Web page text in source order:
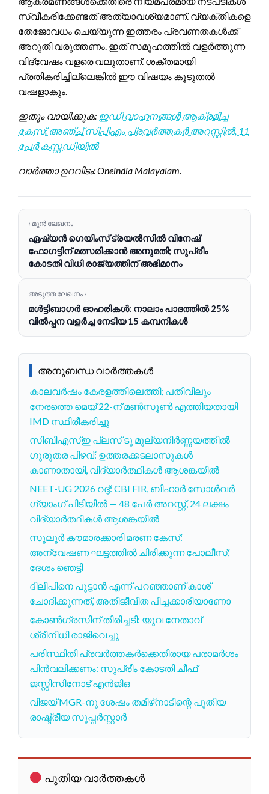
സ്വീകരിക്കേണ്ടത് അത്യാവശ്യമാണ്. വ്യക്തികളെ
തേജോവധം ചെയ്യുന്ന ഇത്തരം പ്രവണതകൾക്ക്
അറുതി വരുത്തണം. ഇത് സമൂഹത്തിൽ വളർത്തുന്ന
വിദ്വേഷം വളരെ വലുതാണ്. ശക്തമായി
പ്രതികരിച്ചില്ലെങ്കിൽ ഈ വിഷയം കൂടുതൽ
വഷളാകും.
ഇതും വായിക്കുക: ഇഡി വാഹനങ്ങൾ ആക്രമിച്ച
കേസ്: അഞ്ച് സിപിഎം പ്രവർത്തകർ അറസ്റ്റിൽ, 11
പേർ കസ്റ്റഡിയിൽ
വാർത്താ ഉറവിടം: Oneindia Malayalam.
‹ മുൻ ലേഖനം
ഏഷ്യൻ ഗെയിംസ് ട്രയൽസിൽ വിനേഷ്
ഫോഗട്ടിന് മത്സരിക്കാൻ അനുമതി; സുപ്രീം
കോടതി വിധി രാജ്യത്തിന് അഭിമാനം
അടുത്ത ലേഖനം ›
മൾട്ടിബാഗർ ഓഹരികൾ: നാലാം പാദത്തിൽ 25%
വിൽപ്പന വളർച്ച നേടിയ 15 കമ്പനികൾ
അനുബന്ധ വാർത്തകൾ
കാലവർഷം കേരളത്തിലെത്തി; പതിവിലും
നേരത്തെ മെയ് 22-ന് മൺസൂൺ എത്തിയതായി
IMD സ്ഥിരീകരിച്ചു
സിബിഎസ്ഇ പ്ലസ് ടു മൂല്യനിർണ്ണയത്തിൽ
ഗുരുതര പിഴവ്: ഉത്തരക്കടലാസുകൾ
കാണാതായി, വിദ്യാർത്ഥികൾ ആശങ്കയിൽ
NEET-UG 2026 റദ്ദ്: CBI FIR, ബിഹാർ സോൾവർ
ഗ്യാംഗ് പിടിയിൽ — 48 പേർ അറസ്റ്റ്, 24 ലക്ഷം
വിദ്യാർത്ഥികൾ ആശങ്കയിൽ
സൂലൂർ കൗമാരക്കാരി മരണ കേസ്:
അന്വേഷണ ഘട്ടത്തിൽ ചിരിക്കുന്ന പോലീസ്;
ദേശം ഞെട്ടി
ദിലീപിനെ പൂട്ടാൻ എന്ന് പറഞ്ഞാണ് കാശ്
ചോദിക്കുന്നത്, അതിജീവിത പിച്ചക്കാരിയാണോ
കോൺഗ്രസിന് തിരിച്ചടി: യുവ നേതാവ്
ശ്രീനിധി രാജിവെച്ചു
പരിസ്ഥിതി പ്രവർത്തകർക്കെതിരായ പരാമർശം
പിൻവലിക്കണം: സുപ്രീം കോടതി ചീഫ്
ജസ്റ്റിസിനോട് എൻജിഒ
വിജയ് MGR-നു ശേഷം തമിഴ്‌നാടിന്റെ പുതിയ
രാഷ്ട്രീയ സൂപ്പർസ്റ്റാർ
പുതിയ വാർത്തകൾ